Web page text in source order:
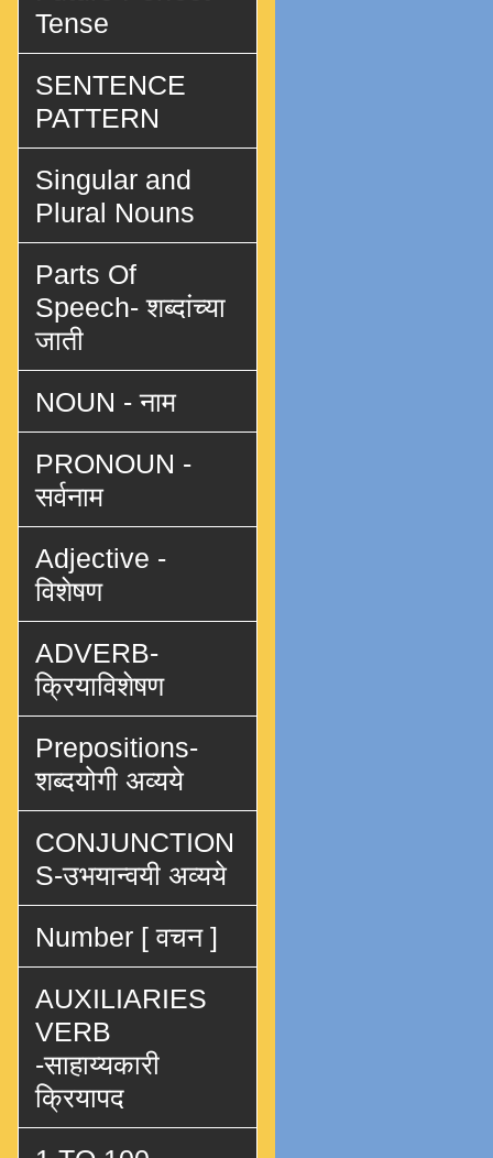
Tense
SENTENCE
PATTERN
Singular and
Plural Nouns
Parts Of
Speech- शब्दांच्या
जाती
NOUN - नाम
PRONOUN -
सर्वनाम
Adjective -
विशेषण
ADVERB-
क्रियाविशेषण
Prepositions-
शब्दयोगी अव्यये
CONJUNCTION
S-उभयान्वयी अव्यये
Number [ वचन ]
AUXILIARIES
VERB
-साहाय्यकारी
क्रियापद